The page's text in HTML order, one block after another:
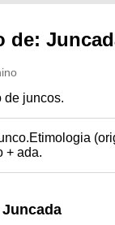
de:
de juncos.
+ ada.